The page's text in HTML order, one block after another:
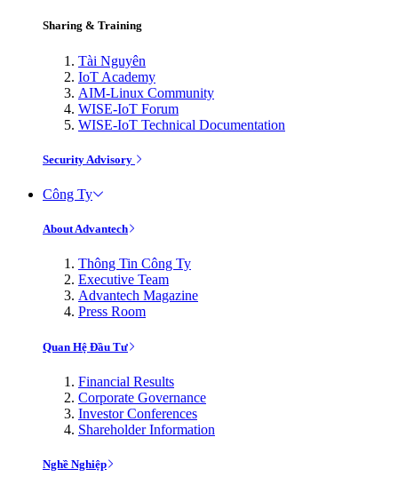
Sharing & Training
Tài Nguyên
IoT Academy
AIM-Linux Community
WISE-IoT Forum
WISE-IoT Technical Documentation
Security Advisory
Công Ty
About Advantech
Thông Tin Công Ty
Executive Team
Advantech Magazine
Press Room
Quan Hệ Đầu Tư
Financial Results
Corporate Governance
Investor Conferences
Shareholder Information
Nghề Nghiệp